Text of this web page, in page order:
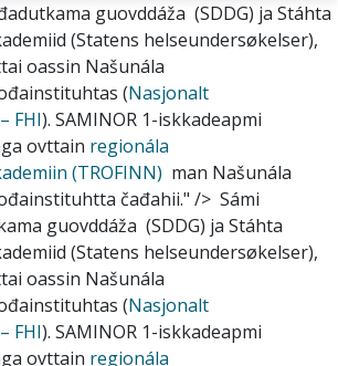
guovddáža (SDDG) ja Stáhta
(Statens helseundersøkelser),
oassin Našunála
(Nasjonalt
FHI). SAMINOR 1-iskkadeapmi
ovttain regionála
(TROFINN) man Našunála
čađahii." /> Sámi
guovddáža (SDDG) ja Stáhta
(Statens helseundersøkelser),
oassin Našunála
(Nasjonalt
FHI). SAMINOR 1-iskkadeapmi
ovttain regionála